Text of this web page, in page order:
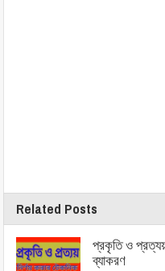
Related Posts
প্রকৃতি ও
ব্যাকরণ